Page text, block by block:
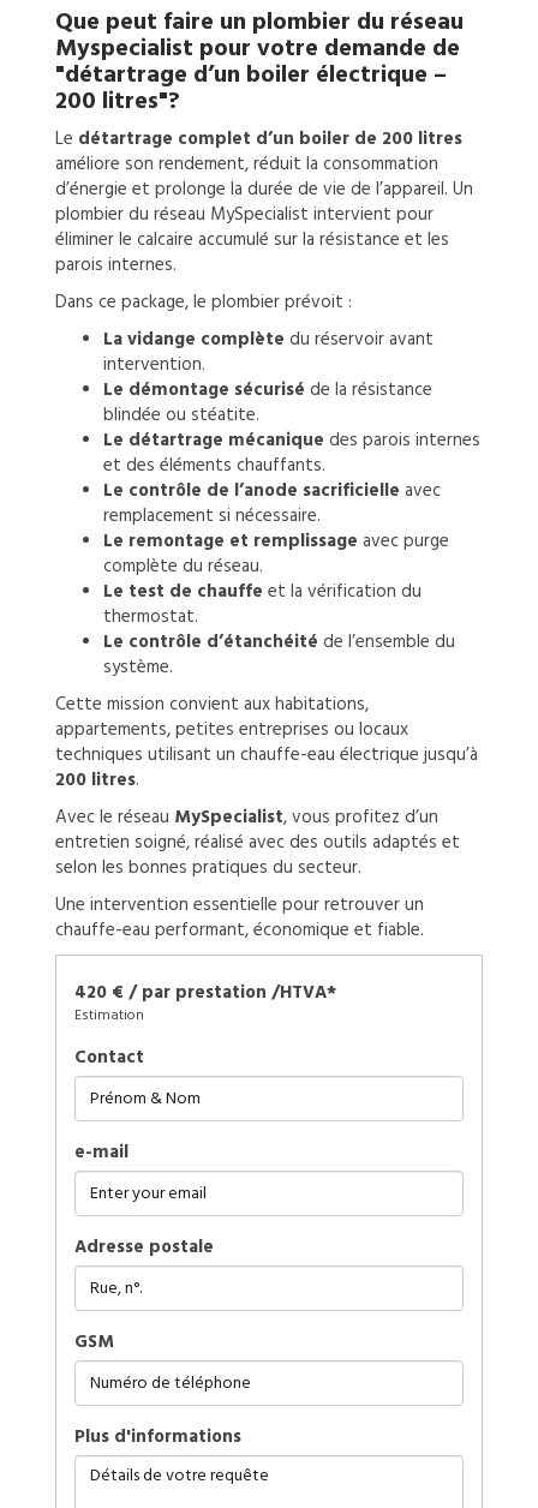
Que peut faire un plombier du réseau
Myspecialist pour votre demande de
"détartrage d’un boiler électrique –
200 litres"?
Le détartrage complet d’un boiler de 200 litres
améliore son rendement, réduit la consommation
d’énergie et prolonge la durée de vie de l’appareil. Un
plombier du réseau MySpecialist intervient pour
éliminer le calcaire accumulé sur la résistance et les
parois internes.
Dans ce package, le plombier prévoit :
La vidange complète du réservoir avant
intervention.
Le démontage sécurisé de la résistance
blindée ou stéatite.
Le détartrage mécanique des parois internes
et des éléments chauffants.
Le contrôle de l’anode sacrificielle avec
remplacement si nécessaire.
Le remontage et remplissage avec purge
complète du réseau.
Le test de chauffe et la vérification du
thermostat.
Le contrôle d’étanchéité de l’ensemble du
système.
Cette mission convient aux habitations,
appartements, petites entreprises ou locaux
techniques utilisant un chauffe-eau électrique jusqu’à
200 litres.
Avec le réseau MySpecialist, vous profitez d’un
entretien soigné, réalisé avec des outils adaptés et
selon les bonnes pratiques du secteur.
Une intervention essentielle pour retrouver un
chauffe-eau performant, économique et fiable.
420 € / par prestation /HTVA*
Estimation
Contact
e-mail
Adresse postale
GSM
plus d'informations